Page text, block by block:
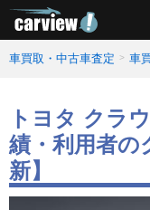
車買取・中古車査定 車
トヨタ クラ
績・利用者の
新】